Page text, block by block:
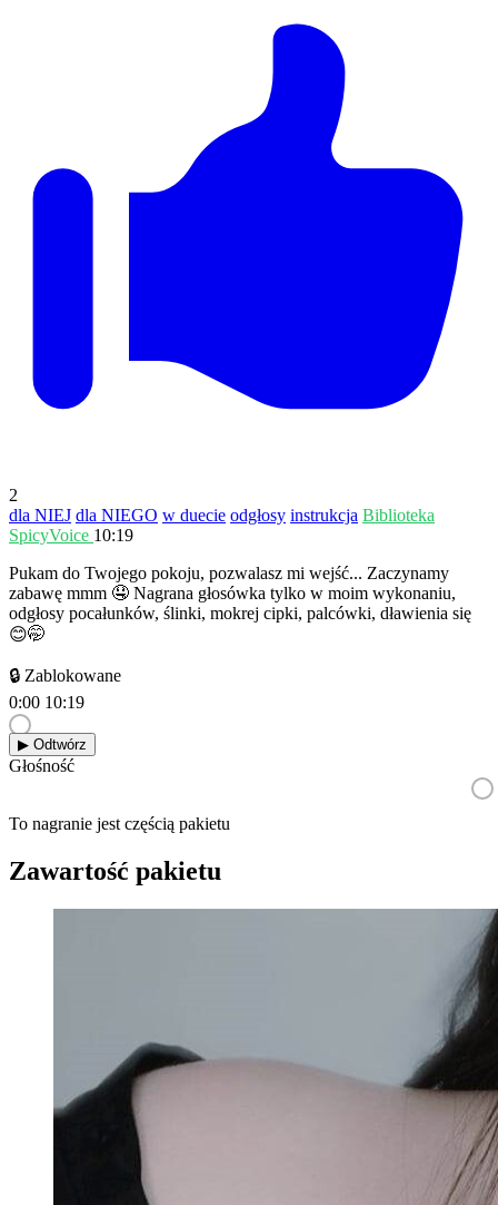
2
dla NIEJ dla NIEGO w duecie odgłosy instrukcja Biblioteka
SpicyVoice 10:19
Pukam do Twojego pokoju, pozwalasz mi wejść... Zaczynamy
zabawę mmm 🤤 Nagrana głosówka tylko w moim wykonaniu,
odgłosy pocałunków, ślinki, mokrej cipki, palcówki, dławienia się
😊🤭
🔒 Zablokowane
0:00 10:19
▶︎ Odtwórz
Głośność
To nagranie jest częścią pakietu
Zawartość pakietu